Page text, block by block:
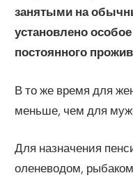
занятыми на
установлено
постоянного
В то же вре­мя для
меньше, чем для
Для назначения
оленеводом,